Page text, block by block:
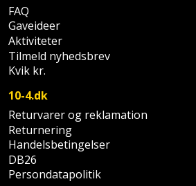
Tænger
Tagpapbrænder
Tapetværktøj
Tommestok
Tømrervinkel
Tragt
Polermaskine
Rillefræser
Røreværk
Rotationslaser
Rundsav
Rundsavsklinge
Skadedyrsbekæmpelse
Skraldespandsskjuler
Skydelåge
Støttemur
Støvsuger
Strygejern
FAQ
Gaveideer
Aktiviteter
Tilmeld nyhedsbrev
Kvik kr.
10-4.dk
Returvarer og reklamation
Returnering
Handelsbetingelser
DB26
Persondatapolitik